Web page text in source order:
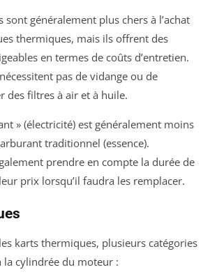
sont généralement plus chers à l’achat
thermiques, mais ils offrent des
en termes de coûts d’entretien.
pas de vidange ou de
des filtres à air et à huile.
» (électricité) est généralement moins
traditionnel (essence).
prendre en compte la durée de
prix lorsqu’il faudra les remplacer.
karts thermiques, plusieurs catégories
la cylindrée du moteur :